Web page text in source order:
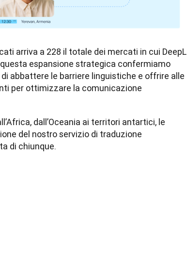
arriva a 228 il totale dei mercati in cui DeepL
questa espansione strategica confermiamo
abbattere le barriere linguistiche e offrire alle
per ottimizzare la comunicazione
dall’Oceania ai territori antartici, le
del nostro servizio di traduzione
di chiunque.